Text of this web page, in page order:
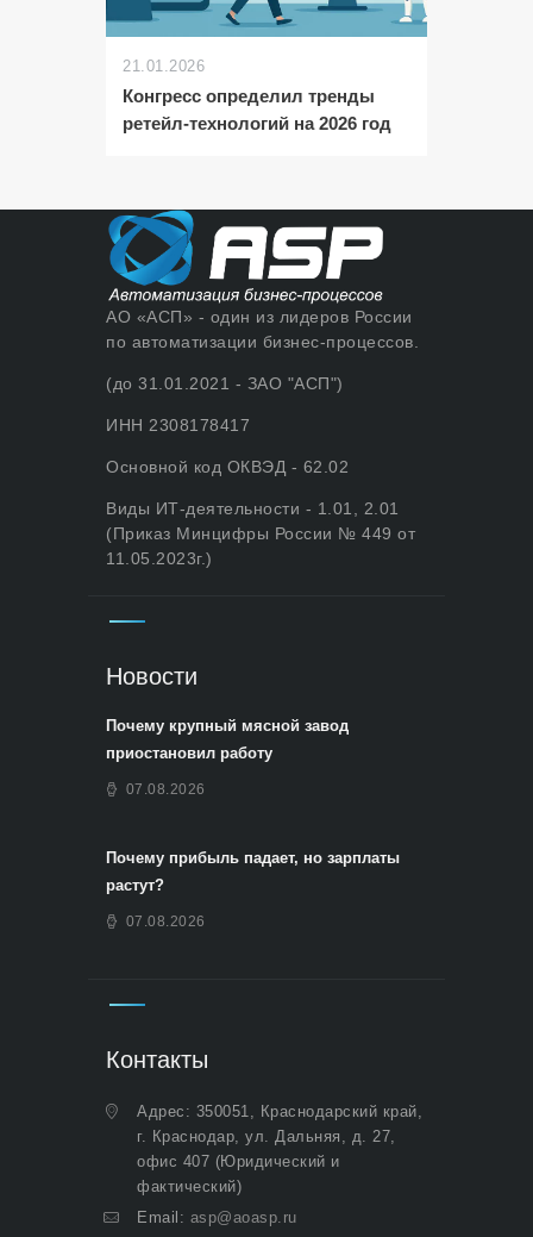
21.01.2026
Конгресс определил тренды
ретейл-технологий на 2026 год
АО «АСП» - один из лидеров России
по автоматизации бизнес-процессов.
(до 31.01.2021 - ЗАО "АСП")
ИНН 2308178417
Основной код ОКВЭД - 62.02
Виды ИТ-деятельности - 1.01, 2.01
(Приказ Минцифры России № 449 от
11.05.2023г.)
Новости
Почему крупный мясной завод
приостановил работу
07.08.2026
Почему прибыль падает, но зарплаты
растут?
07.08.2026
Контакты
Адрес: 350051, Краснодарский край,
г. Краснодар, ул. Дальняя, д. 27,
офис 407 (Юридический и
фактический)
Email: asp@aoasp.ru